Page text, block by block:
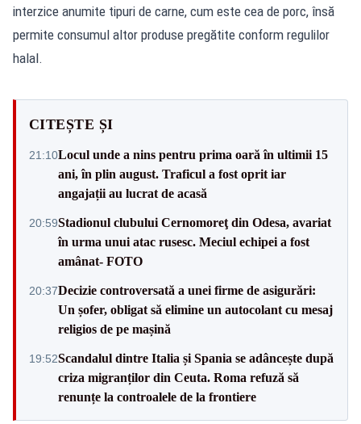
interzice anumite tipuri de carne, cum este cea de porc, însă
permite consumul altor produse pregătite conform regulilor
halal.
CITEȘTE ȘI
21:10Locul unde a nins pentru prima oară în ultimii 15
ani, în plin august. Traficul a fost oprit iar
angajații au lucrat de acasă
20:59Stadionul clubului Cernomoreţ din Odesa, avariat
în urma unui atac rusesc. Meciul echipei a fost
amânat- FOTO
20:37Decizie controversată a unei firme de asigurări:
Un șofer, obligat să elimine un autocolant cu mesaj
religios de pe mașină
19:52Scandalul dintre Italia și Spania se adâncește după
criza migranților din Ceuta. Roma refuză să
renunțe la controalele de la frontiere